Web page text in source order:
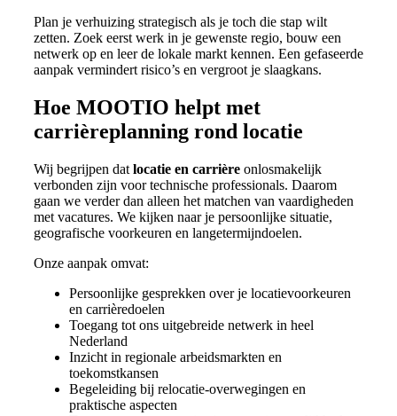
Plan je verhuizing strategisch als je toch die stap wilt
zetten. Zoek eerst werk in je gewenste regio, bouw een
netwerk op en leer de lokale markt kennen. Een gefaseerde
aanpak vermindert risico’s en vergroot je slaagkans.
Hoe MOOTIO helpt met
carrièreplanning rond locatie
Wij begrijpen dat locatie en carrière onlosmakelijk
verbonden zijn voor technische professionals. Daarom
gaan we verder dan alleen het matchen van vaardigheden
met vacatures. We kijken naar je persoonlijke situatie,
geografische voorkeuren en langetermijndoelen.
Onze aanpak omvat:
Persoonlijke gesprekken over je locatievoorkeuren
en carrièredoelen
Toegang tot ons uitgebreide netwerk in heel
Nederland
Inzicht in regionale arbeidsmarkten en
toekomstkansen
Begeleiding bij relocatie-overwegingen en
praktische aspecten